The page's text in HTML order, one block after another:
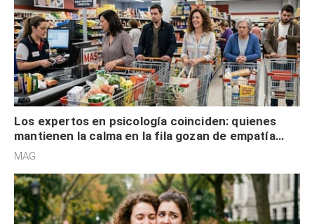
Los expertos en psicología coinciden: quienes
mantienen la calma en la fila gozan de empatía
cognitiva, gratitud y no solo tienen autocontrol
MAG.